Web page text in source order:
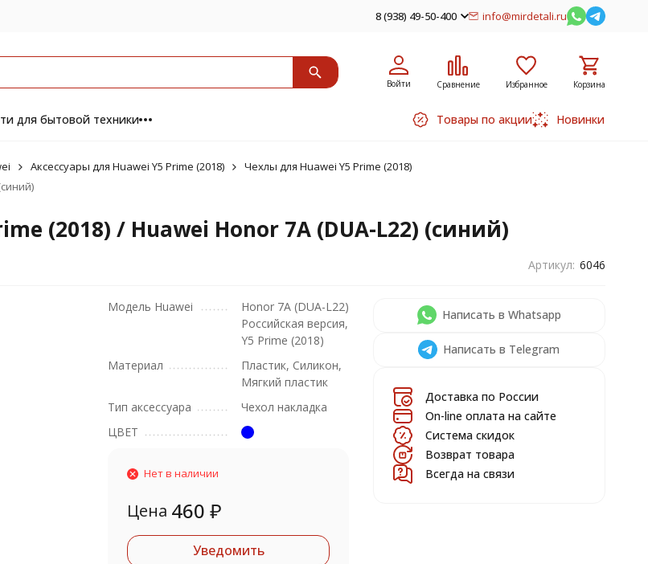
8 (938) 49-50-400 info@mirdetali.ru
Войти Сравнение Избранное Корзина
для бытовой техники Товары по акции Новинки
Аксессуары для Huawei Y5 Prime (2018)
Чехлы для Huawei Y5 Prime (2018)
(2018) / Huawei Honor 7A (DUA-L22) (синий)
Артикул: 6046
Модель Huawei
Honor 7A (DUA-L22)
Российская версия,
Y5 Prime (2018)
Материал
Пластик, Силикон,
Мягкий пластик
Тип аксессуара
Чехол накладка
ЦВЕТ
Нет в наличии
Цена 460 ₽
Уведомить
Написать в Whatsapp
Написать в Telegram
Доставка по России
On-line оплата на сайте
Система скидок
Возврат товара
Всегда на связи